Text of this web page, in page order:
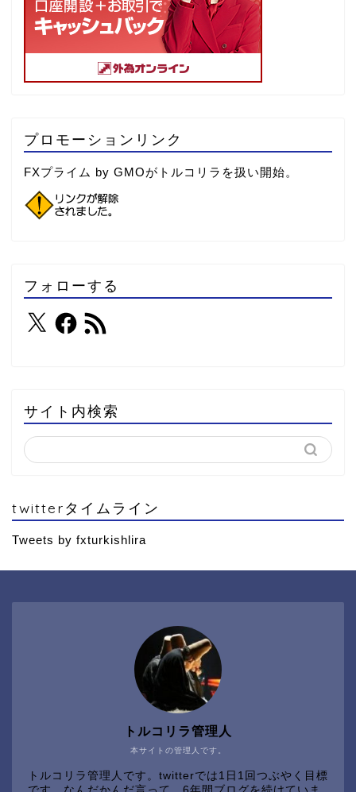
プロモーションリンク
FXプライム by GMOがトルコリラを扱い開始。
フォローする
サイト内検索
twitterタイムライン
Tweets by fxturkishlira
本サイトの管理人です。
トルコリラ管理人
トルコリラ管理人です。twitterでは1日1回つぶやく目標